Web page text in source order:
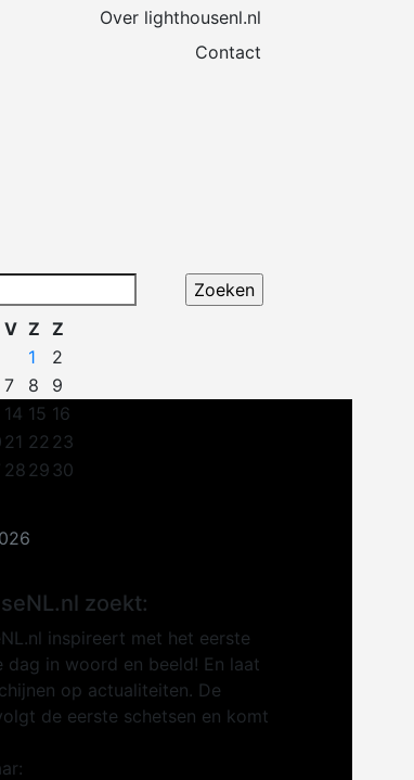
Over lighthousenl.nl
Contact
V Z Z
1
2
7 8
9
14 15 16
21 22 23
28 29 30
zoekt:
inspireert met het eerste
dag in woord en beeld! En laat
op actualiteiten. De
de eerste schetsen en komt